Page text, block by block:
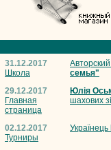
31.12.2017
Школа
семья"
29.12.2017
Главная
страница
Юлія
шахових
02.12.2017
Турниры
Українець